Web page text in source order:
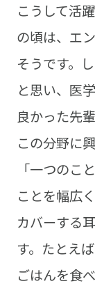
こうして活
の頃は、エ
そうです。
と思い、医
良かった先
この分野に
「一つのこ
ことを幅広
カバーする
す。たとえ
ごはんを食